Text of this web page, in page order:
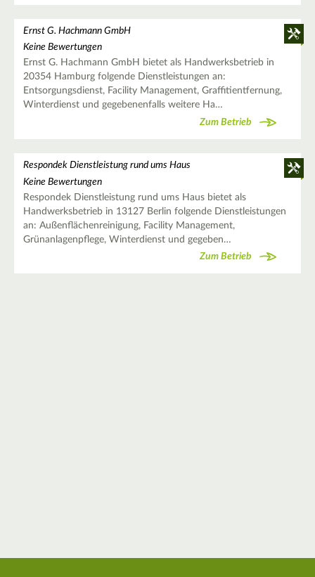
Ernst G. Hachmann GmbH
Keine Bewertungen
Ernst G. Hachmann GmbH bietet als Handwerksbetrieb in
20354 Hamburg folgende Dienstleistungen an:
Entsorgungsdienst, Facility Management, Graffitientfernung,
Winterdienst und gegebenenfalls weitere Ha…
Zum Betrieb
Respondek Dienstleistung rund ums Haus
Keine Bewertungen
Respondek Dienstleistung rund ums Haus bietet als
Handwerksbetrieb in 13127 Berlin folgende Dienstleistungen
an: Außenflächenreinigung, Facility Management,
Grünanlagenpflege, Winterdienst und gegeben…
Zum Betrieb